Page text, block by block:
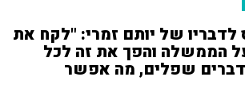
לדבריו של יותם זמרי: "לקח את
הממשלה והפך את זה לכל
שפלים, מה אפשר